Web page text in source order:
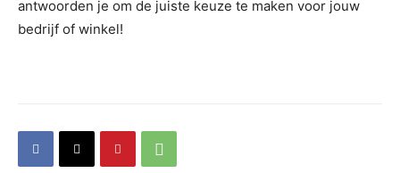
antwoorden je om de juiste keuze te maken voor jouw
bedrijf of winkel!